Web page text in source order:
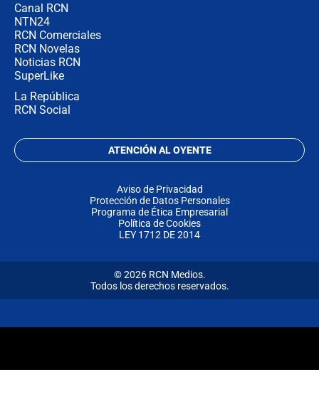
Canal RCN
NTN24
RCN Comerciales
RCN Novelas
Noticias RCN
SuperLike
La República
RCN Social
ATENCIÓN AL OYENTE
Aviso de Privacidad
Protección de Datos Personales
Programa de Ética Empresarial
Política de Cookies
LEY 1712 DE 2014
© 2026 RCN Medios.
Todos los derechos reservados.